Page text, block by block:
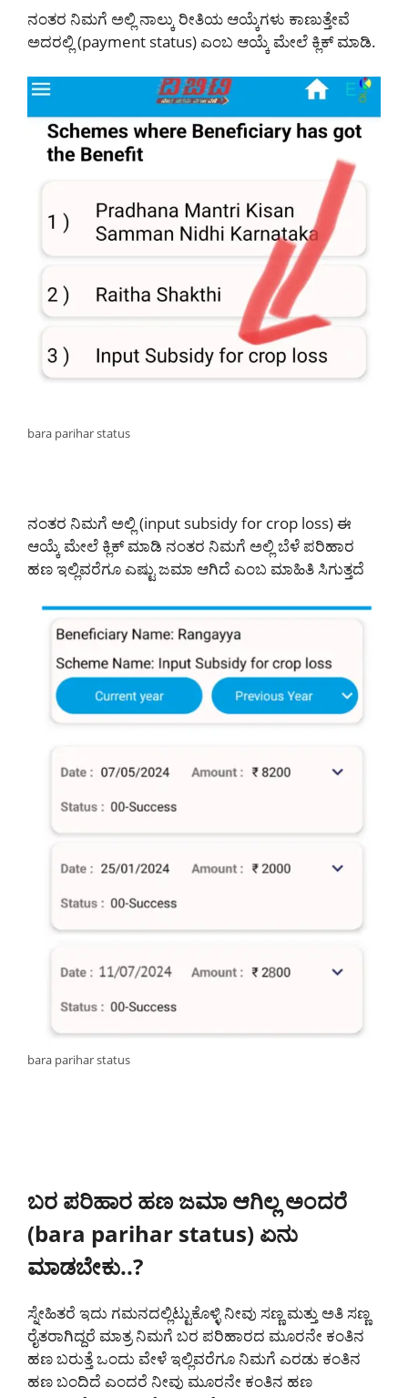
ನಂತರ ನಿಮಗೆ ಅಲ್ಲಿ ನಾಲ್ಕು ರೀತಿಯ ಆಯ್ಕೆಗಳು ಕಾಣುತ್ತೇವೆ
ಅದರಲ್ಲಿ (payment status) ಎಂಬ ಆಯ್ಕೆ ಮೇಲೆ ಕ್ಲಿಕ್ ಮಾಡಿ.
bara parihar status
ನಂತರ ನಿಮಗೆ ಅಲ್ಲಿ (input subsidy for crop loss) ಈ
ಆಯ್ಕೆ ಮೇಲೆ ಕ್ಲಿಕ್ ಮಾಡಿ ನಂತರ ನಿಮಗೆ ಅಲ್ಲಿ ಬೆಳೆ ಪರಿಹಾರ
ಹಣ ಇಲ್ಲಿವರೆಗೂ ಎಷ್ಟು ಜಮಾ ಆಗಿದೆ ಎಂಬ ಮಾಹಿತಿ ಸಿಗುತ್ತದೆ
bara parihar status
ಬರ ಪರಿಹಾರ ಹಣ ಜಮಾ ಆಗಿಲ್ಲ ಅಂದರೆ
(bara parihar status) ಏನು
ಮಾಡಬೇಕು..?
ಸ್ನೇಹಿತರೆ ಇದು ಗಮನದಲ್ಲಿಟ್ಟುಕೊಳ್ಳಿ ನೀವು ಸಣ್ಣ ಮತ್ತು ಅತಿ ಸಣ್ಣ
ರೈತರಾಗಿದ್ದರೆ ಮಾತ್ರ ನಿಮಗೆ ಬರ ಪರಿಹಾರದ ಮೂರನೇ ಕಂತಿನ
ಹಣ ಬರುತ್ತೆ ಒಂದು ವೇಳೆ ಇಲ್ಲಿವರೆಗೂ ನಿಮಗೆ ಎರಡು ಕಂತಿನ
ಹಣ ಬಂದಿದೆ ಎಂದರೆ ನೀವು ಮೂರನೇ ಕಂತಿನ ಹಣ